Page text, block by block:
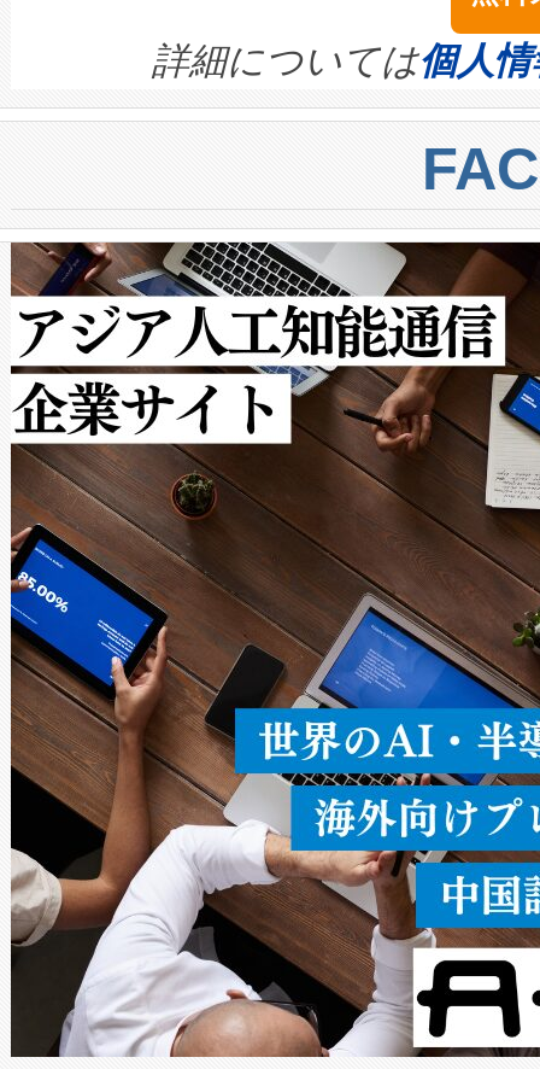
きます。この効率性は、フェ
ます。 Voltaiq provides a
quality and reliability for AI
BESS stack to ensure battery
centers. Voltaiqは、ai&のAI
からシステム統合、試運転、
クルの各段階のデータを監視
[…]
す。ノーマルモードでは、
ートル先まで検出でき、これ
トに対して約600メートルに
では、反射率10％のターゲッ
で向上し、最大検知距離は
ットだけで最大1キロメート
ルの変電所周囲を監視でき、
作業と点群処理を簡素化でき
Avia 2は、2種類のFOVオプシ
× 80°のノーマルモード、長
ードを切り替えて使用するこ
ることなく、単一のデバイス
うにします。遠距離まで届く
密度なスキャ […]
詳細については個人